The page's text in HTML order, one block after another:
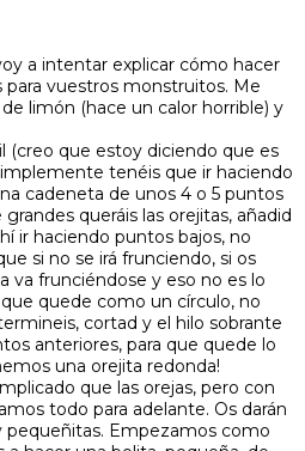
a intentar explicar cómo hacer
para vuestros monstruitos. Me
limón (hace un calor horrible) y
(creo que estoy diciendo que es
tenéis que ir haciendo
cadeneta de unos 4 o 5 puntos
queráis las orejitas, añadid
ir haciendo puntos bajos, no
si no se irá frunciendo, si os
va frunciéndose y eso no es lo
quede como un círculo, no
cortad y el hilo sobrante
anteriores, para que quede lo
una orejita redonda!
que las orejas, pero con
todo para adelante. Os darán
pequeñitas. Empezamos como